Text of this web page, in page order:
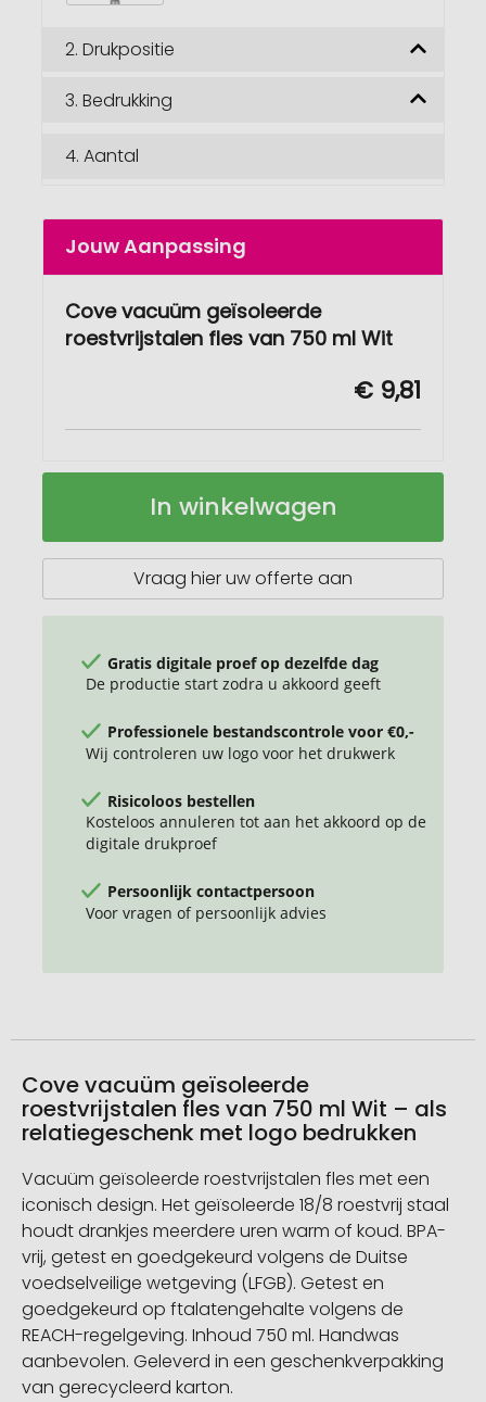
2. Drukpositie
3. Bedrukking
4. Aantal
Jouw Aanpassing
Cove vacuüm geïsoleerde
roestvrijstalen fles van 750 ml Wit
€ 9,81
Cove
roestvrijstalen
Op
In winkelwagen
Vraag hier uw offerte aan
Gratis digitale proef op dezelfde dag
De productie start zodra u akkoord geeft
Professionele bestandscontrole voor €0,-
Wij controleren uw logo voor het drukwerk
Risicoloos bestellen
Kosteloos annuleren tot aan het akkoord op de
digitale drukproef
Persoonlijk contactpersoon
Voor vragen of persoonlijk advies
Cove vacuüm geïsoleerde
roestvrijstalen fles van 750 ml Wit – als
relatiegeschenk met logo bedrukken
Vacuüm geïsoleerde roestvrijstalen fles met een
iconisch design. Het geïsoleerde 18/8 roestvrij staal
houdt drankjes meerdere uren warm of koud. BPA-
vrij, getest en goedgekeurd volgens de Duitse
voedselveilige wetgeving (LFGB). Getest en
goedgekeurd op ftalatengehalte volgens de
REACH-regelgeving. Inhoud 750 ml. Handwas
aanbevolen. Geleverd in een geschenkverpakking
van gerecycleerd karton.